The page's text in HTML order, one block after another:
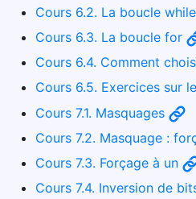
Cours 6.2. La boucle
Cours 6.3. La boucle for
Cours 6.4. Comment
Cours 6.5. Exercices sur
Cours 7.1. Masquages
Cours 7.2. Masquage :
Cours 7.3. Forçage à un
Cours 7.4. Inversion de